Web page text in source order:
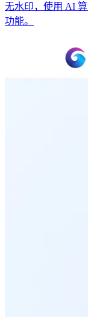
无水印，使用 AI
功能。